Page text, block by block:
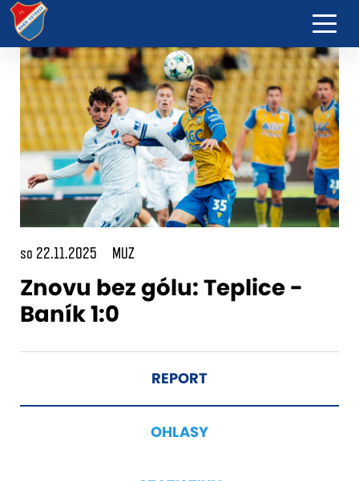
so 22.11.2025 MUZ
Znovu bez gólu: Teplice -
Baník 1:0
REPORT
OHLASY